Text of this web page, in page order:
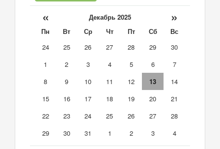
« Декабрь 2025 »
Пн Вт Ср Чт Пт Сб
Вс
24
25 26 27 28 29
30
1
2 3 4 5 6
7
8
9 10 11 12 13
14
15
16 17 18 19 20
21
22
23 24 25 26 27
28
29
30 31 1 2 3 4